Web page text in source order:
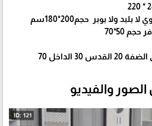
ولا بوبر حجم200*180سم
الداخل 70
والفيديو